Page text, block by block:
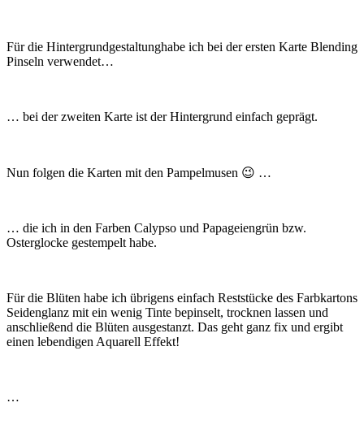
Für die Hintergrundgestaltunghabe ich bei der ersten Karte Blending
Pinseln verwendet…
… bei der zweiten Karte ist der Hintergrund einfach geprägt.
Nun folgen die Karten mit den Pampelmusen 😉 …
… die ich in den Farben Calypso und Papageiengrün bzw.
Osterglocke gestempelt habe.
Für die Blüten habe ich übrigens einfach Reststücke des Farbkartons
Seidenglanz mit ein wenig Tinte bepinselt, trocknen lassen und
anschließend die Blüten ausgestanzt. Das geht ganz fix und ergibt
einen lebendigen Aquarell Effekt!
…